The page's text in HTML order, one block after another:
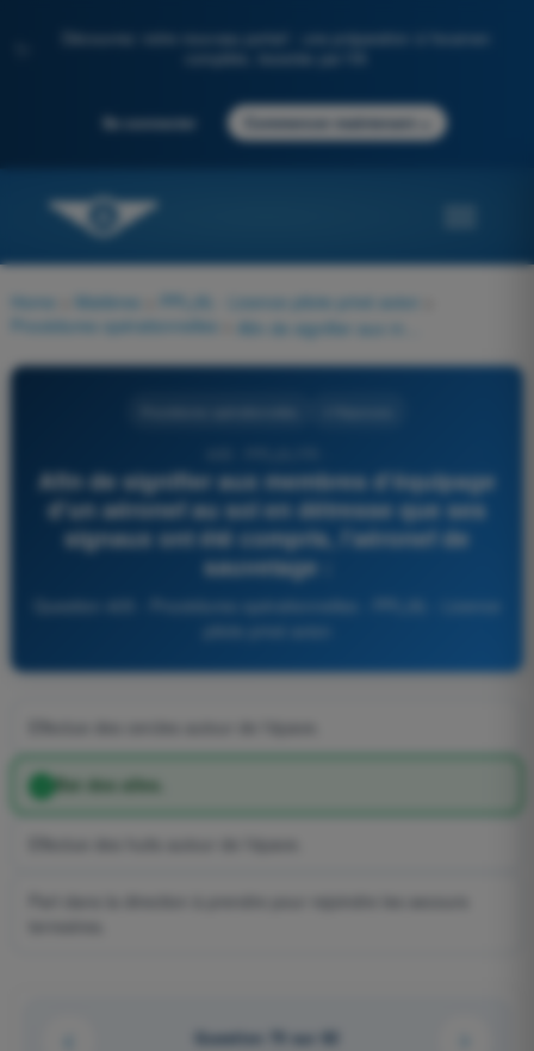
Découvrez notre nouveau portail : une préparation à l'examen
Se connecter Commencer maintenant
Home Matières PPL(A) - Licence pilote privé avion
Procédures opérationnelles
Afin de signifier aux membres d'équipage
d'un aéronef au sol en détresse que ses
signaux ont été compris, l'aéronef de
sauvetage :
Bat des ailes.
Question 70 sur 82